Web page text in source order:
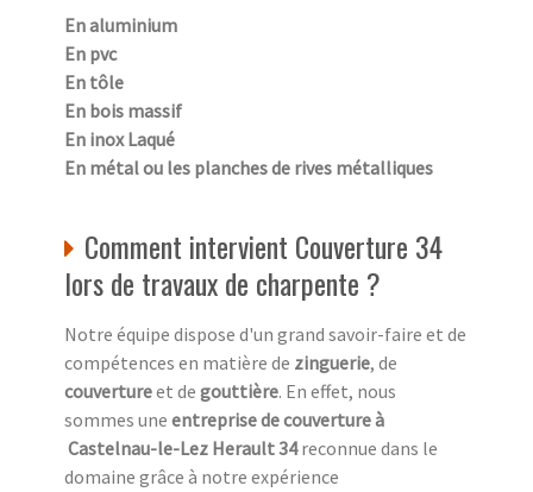
En aluminium
En pvc
En tôle
En bois massif
En inox Laqué
En métal ou les planches de rives métalliques
Comment intervient Couverture 34
lors de travaux de charpente ?
Notre équipe dispose d'un grand savoir-faire et de
compétences en matière de zinguerie, de
couvertureet de gouttière. En effet, nous
sommes une entreprise de couverture à
Castelnau-le-Lez Herault 34reconnue dans le
domaine grâce à notre expérience